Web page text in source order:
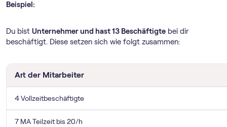
Beispiel:
Du bist Unternehmer und hast 13 Beschäftigte bei dir
beschäftigt. Diese setzen sich wie folgt zusammen:
Art der Mitarbeiter
4 Vollzeitbeschäftigte
7 MA Teilzeit bis 20/h